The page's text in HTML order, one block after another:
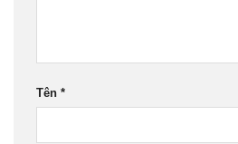
Tên *